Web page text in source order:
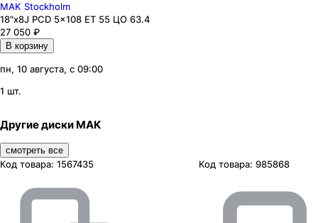
MAK Stockholm
18"x8J PCD 5x108 ЕТ 55 ЦО 63.4
27 050 ₽
В корзину
пн, 10 августа, с 09:00
1 шт.
Другие диски MAK
смотреть все
Код товара: 1567435 Код товара: 985868